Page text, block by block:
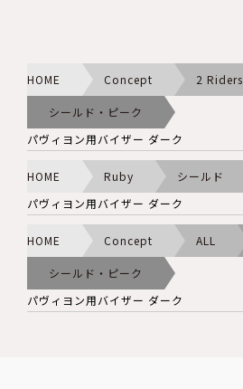
HOME Concept 2 Riders
シールド・ピーク
パヴィヨン用バイザー ダーク
HOME Ruby
シールド
パヴィヨン用バイザー ダーク
HOME Concept ALL
シールド・ピーク
パヴィヨン用バイザー ダーク